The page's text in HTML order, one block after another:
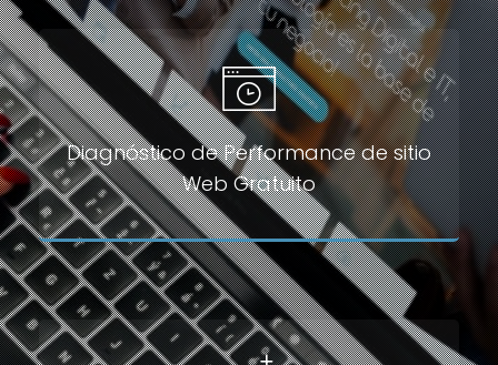
Diagnóstico de Performance de sitio
Web Gratuito